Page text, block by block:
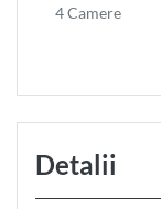
4 Camere
Detalii